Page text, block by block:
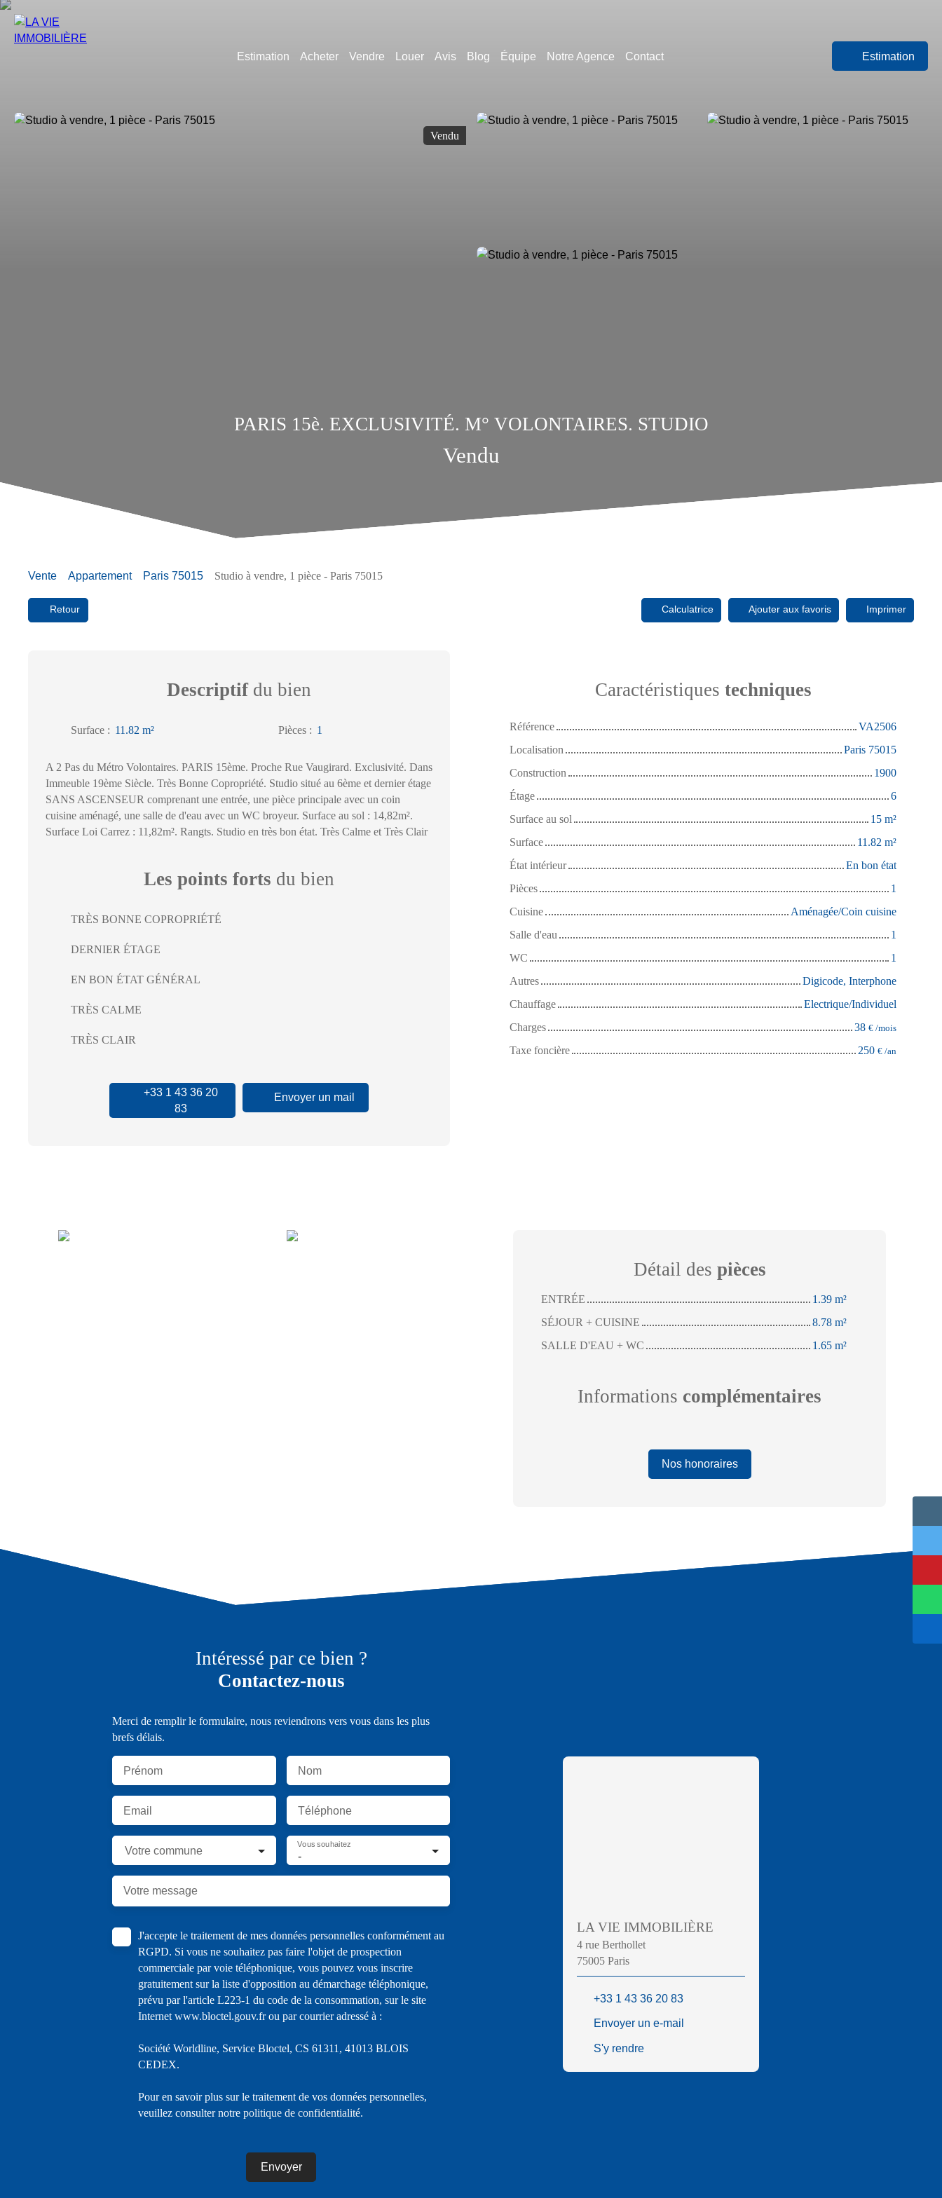
Estimation Acheter Vendre Louer Avis Blog Équipe Notre Agence Contact Estimation
Vendu
PARIS 15è. EXCLUSIVITÉ. M° VOLONTAIRES. STUDIO
Vendu
Vente Appartement Paris 75015 Studio à vendre, 1 pièce - Paris 75015
Retour Calculatrice Ajouter aux favoris Imprimer
Descriptifdu bien
Surface : 11.82 m² Pièces : 1
A 2 Pas du Métro Volontaires. PARIS 15ème. Proche Rue Vaugirard. Exclusivité. Dans
Immeuble 19ème Siècle. Très Bonne Copropriété. Studio situé au 6ème et dernier étage
SANS ASCENSEUR comprenant une entrée, une pièce principale avec un coin
cuisine aménagé, une salle de d'eau avec un WC broyeur. Surface au sol : 14,82m².
Surface Loi Carrez : 11,82m². Rangts. Studio en très bon état. Très Calme et Très Clair
Les points forts du bien
TRÈS BONNE COPROPRIÉTÉ
DERNIER ÉTAGE
EN BON ÉTAT GÉNÉRAL
TRÈS CALME
TRÈS CLAIR
+33 1 43 36 20
83
Envoyer un mail
Caractéristiques techniques
Référence
VA2506
Localisation
Paris 75015
Construction
1900
Étage
6
Surface au sol
15 m²
Surface
11.82 m²
État intérieur
En bon état
Pièces
1
Cuisine
Aménagée/Coin cuisine
Salle d'eau
1
WC
1
Autres
Digicode, Interphone
Chauffage
Electrique/Individuel
Charges
38 € /mois
Taxe foncière 250 € /an
Détail des pièces
ENTRÉE
1.39 m²
SÉJOUR + CUISINE
8.78 m²
SALLE D'EAU + WC
1.65 m²
Informations complémentaires
Nos honoraires
Intéressé par ce bien ?
Contactez-nous
Merci de remplir le formulaire, nous reviendrons vers vous dans les plus
brefs délais.
Prénom Nom
Email Téléphone
Votre commune -
Vous souhaitez
Votre message
J'accepte le traitement de mes données personnelles conformément au
RGPD. Si vous ne souhaitez pas faire l'objet de prospection
commerciale par voie téléphonique, vous pouvez vous inscrire
gratuitement sur la liste d'opposition au démarchage téléphonique,
prévu par l'article L223-1 du code de la consommation, sur le site
Internet www.bloctel.gouv.fr ou par courrier adressé à :
Société Worldline, Service Bloctel, CS 61311, 41013 BLOIS
CEDEX.
Pour en savoir plus sur le traitement de vos données personnelles,
veuillez consulter notre politique de confidentialité.
Envoyer
LA VIE IMMOBILIÈRE
4 rue Berthollet
75005 Paris
+33 1 43 36 20 83
Envoyer un e-mail
S'y rendre